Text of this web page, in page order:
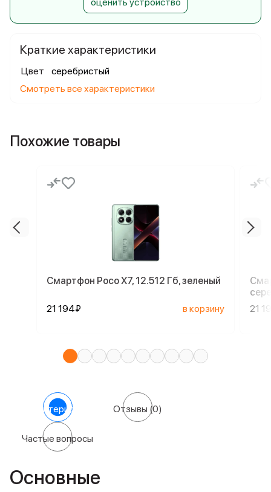
Краткие характеристики
Цвет
серебристый
Смотреть все характеристики
Похожие товары
Смартфон Poco X7, 12.512 Гб, зеленый
21 194₽ в корзину
21
Характеристики Отзывы (0)
Частые вопросы
Основные